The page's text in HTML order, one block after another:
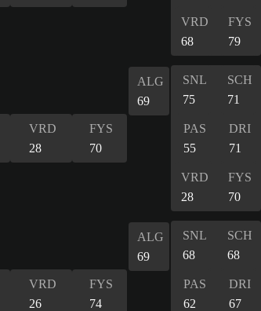
VRD
68
FYS
79
VRD
28
FYS
70
ALG
69
SNL
75
SCH
71
PAS
55
DRI
71
VRD
28
FYS
70
VRD
26
FYS
74
ALG
69
SNL
68
SCH
68
PAS
62
DRI
67